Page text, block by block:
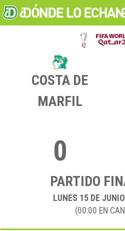
COSTA DE
MARFIL
0
PARTIDO
LUNES 15DE
(00:00 EN